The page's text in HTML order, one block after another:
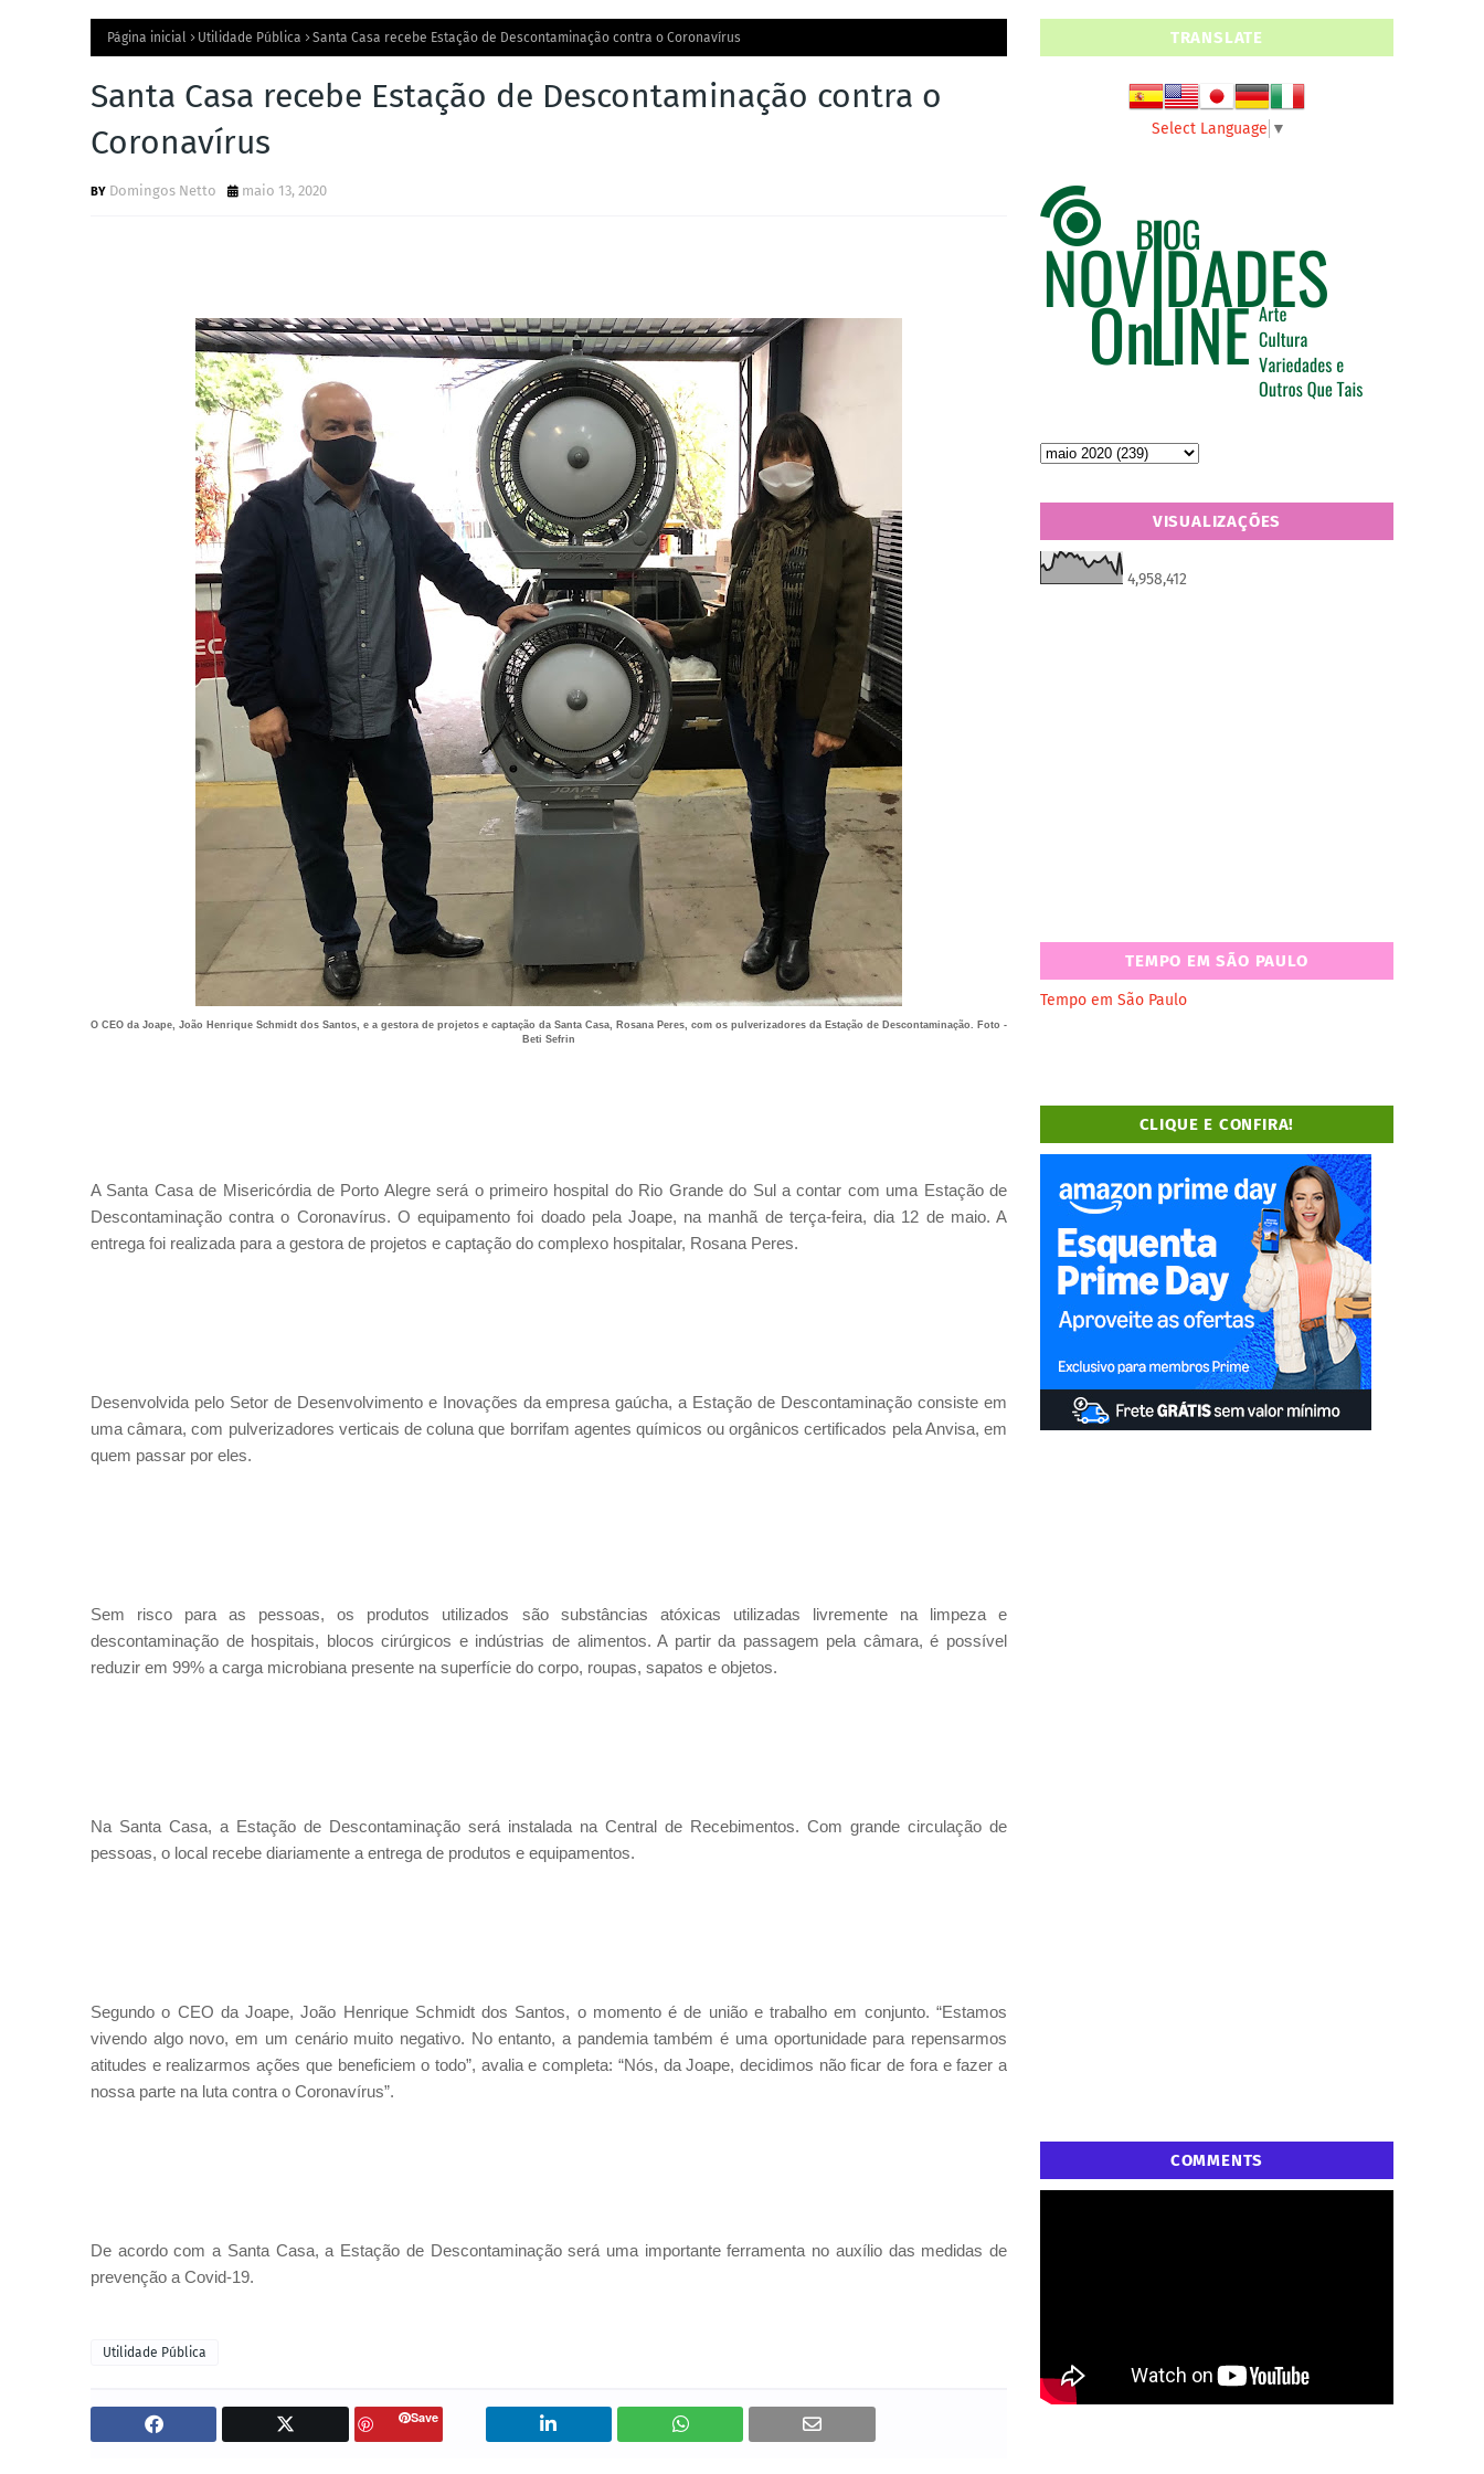
Página inicial Utilidade Pública Santa Casa recebe Estação de Descontaminação contra o Coronavírus
Santa Casa recebe Estação de Descontaminação contra o
Coronavírus
Domingos Netto maio 13, 2020
O CEO da Joape, João Henrique Schmidt dos Santos, e a gestora de projetos e captação da Santa Casa, Rosana Peres, com os pulverizadores da Estação de Descontaminação. Foto -
Beti Sefrin
A Santa Casa de Misericórdia de Porto Alegre será o primeiro hospital do Rio Grande do Sul a contar com uma Estação de
Descontaminação contra o Coronavírus. O equipamento foi doado pela Joape, na manhã de terça-feira, dia 12 de maio. A
entrega foi realizada para a gestora de projetos e captação do complexo hospitalar, Rosana Peres.
Desenvolvida pelo Setor de Desenvolvimento e Inovações da empresa gaúcha, a Estação de Descontaminação consiste em
uma câmara, com pulverizadores verticais de coluna que borrifam agentes químicos ou orgânicos certificados pela Anvisa, em
quem passar por eles.
Sem risco para as pessoas, os produtos utilizados são substâncias atóxicas utilizadas livremente na limpeza e
descontaminação de hospitais, blocos cirúrgicos e indústrias de alimentos. A partir da passagem pela câmara, é possível
reduzir em 99% a carga microbiana presente na superfície do corpo, roupas, sapatos e objetos.
Na Santa Casa, a Estação de Descontaminação será instalada na Central de Recebimentos. Com grande circulação de
pessoas, o local recebe diariamente a entrega de produtos e equipamentos.
Segundo o CEO da Joape, João Henrique Schmidt dos Santos, o momento é de união e trabalho em conjunto. “Estamos
vivendo algo novo, em um cenário muito negativo. No entanto, a pandemia também é uma oportunidade para repensarmos
atitudes e realizarmos ações que beneficiem o todo”, avalia e completa: “Nós, da Joape, decidimos não ficar de fora e fazer a
nossa parte na luta contra o Coronavírus”.
De acordo com a Santa Casa, a Estação de Descontaminação será uma importante ferramenta no auxílio das medidas de
prevenção a Covid-19.
Utilidade Pública
Save
TRANSLATE
Select Language ▼
VISUALIZAÇÕES
4,958,412
TEMPO EM SÃO PAULO
Tempo em São Paulo
CLIQUE E CONFIRA!
COMMENTS